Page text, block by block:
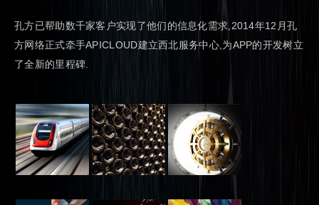
孔方已帮助数千家客户实现了他们的信息化需求,2014年12月孔
方网络正式牵手APICLOUD建立西北服务中心,为APP的开发树立
了全新的里程碑.